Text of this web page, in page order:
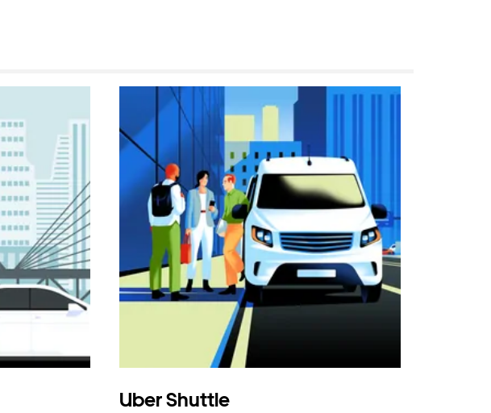
Uber Shuttle